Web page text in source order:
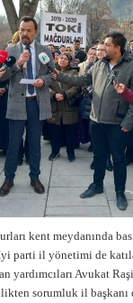
kent meydanında
parti il yönetimi de
yardımcıları Avukat
sorumluk il başkanı